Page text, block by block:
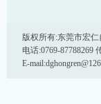
版权所有:东莞市宏
电话:0769-87788269
E-